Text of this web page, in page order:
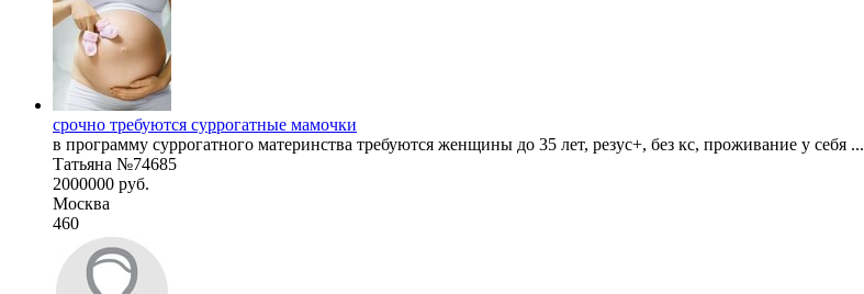
срочно требуются суррогатные мамочки
в программу суррогатного материнства требуются женщины до 35 лет, резус+, без кс, проживание у себя ...
Татьяна №74685
2000000 руб.
Москва
460